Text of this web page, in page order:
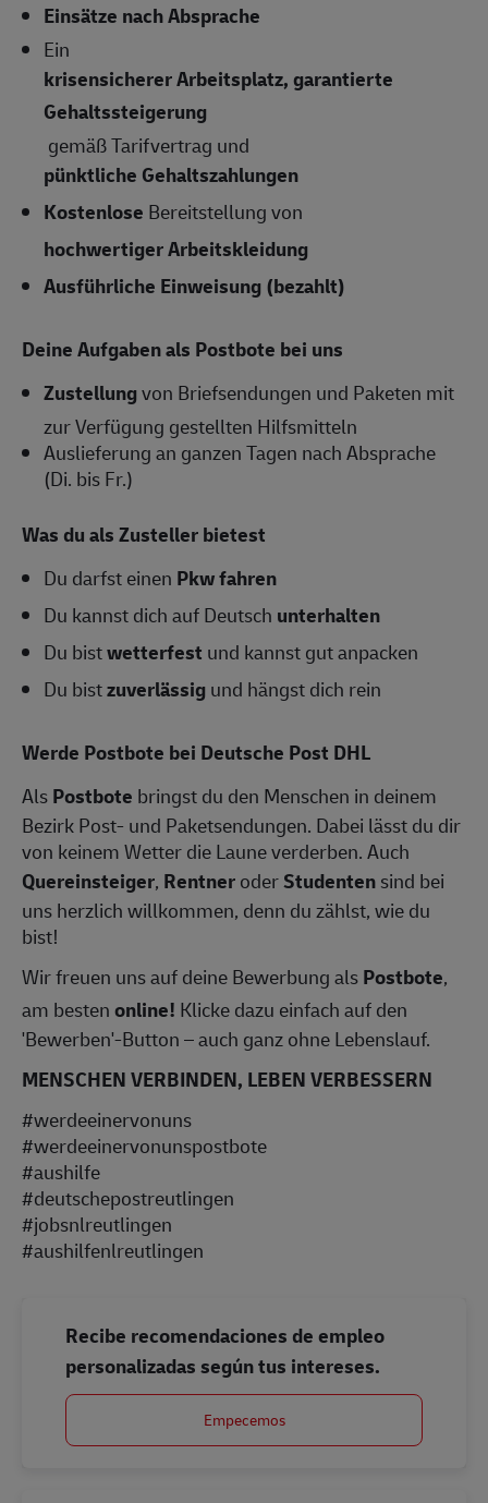
Einsätze nach Absprache
Ein
krisensicherer Arbeitsplatz, garantierte
Gehaltssteigerung
gemäß Tarifvertrag und
pünktliche Gehaltszahlungen
Kostenlose Bereitstellung von
hochwertiger Arbeitskleidung
Ausführliche Einweisung (bezahlt)
Deine Aufgaben als Postbote bei uns
Zustellungvon Briefsendungen und Paketen mit
zur Verfügung gestellten Hilfsmitteln
Auslieferung an ganzen Tagen nach Absprache
(Di. bis Fr.)
Was du als Zusteller bietest
Du darfst einen Pkw fahren
Du kannst dich auf Deutsch unterhalten
Du bistwetterfest und kannst gut anpacken
Du bistzuverlässigund hängst dich rein
Werde Postbote bei Deutsche Post DHL
AlsPostbote bringst du den Menschen in deinem
Bezirk Post- und Paketsendungen. Dabei lässt du dir
von keinem Wetter die Laune verderben. Auch
Quereinsteiger, RentneroderStudentensind bei
uns herzlich willkommen, denn du zählst, wie du
bist!
Wir freuen uns auf deine Bewerbung alsPostbote,
am bestenonline! Klicke dazu einfach auf den
'Bewerben'-Button – auch ganz ohne Lebenslauf.
MENSCHEN VERBINDEN, LEBEN VERBESSERN
#werdeeinervonuns
#werdeeinervonunspostbote
#aushilfe
#deutschepostreutlingen
#jobsnlreutlingen
#aushilfenlreutlingen
Recibe recomendaciones de empleo
personalizadas según tus intereses.
Empecemos